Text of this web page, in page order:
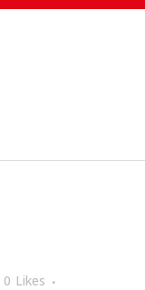
0 Likes